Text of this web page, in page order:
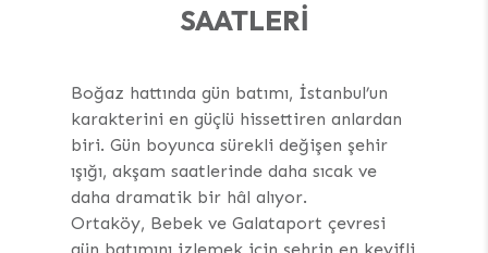
SAATLERI
Boğaz hattında gün batımı, İstanbul’un
karakterini en güçlü hissettiren anlardan
biri. Gün boyunca sürekli değişen şehir
ışığı, akşam saatlerinde daha sıcak ve
daha dramatik bir hâl alıyor.
Ortaköy, Bebek ve Galataport çevresi
gün batımını izlemek için şehrin en keyifli